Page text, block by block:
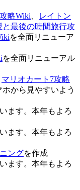
略Wiki
レイトン
と最後の時間旅行攻
を全面リニューア
を全面リニューアル
マリオカート7攻略
から見やすいよう
ます。本年もよろ
ます。本年もよろ
ングを作成
ます。本年もよろ